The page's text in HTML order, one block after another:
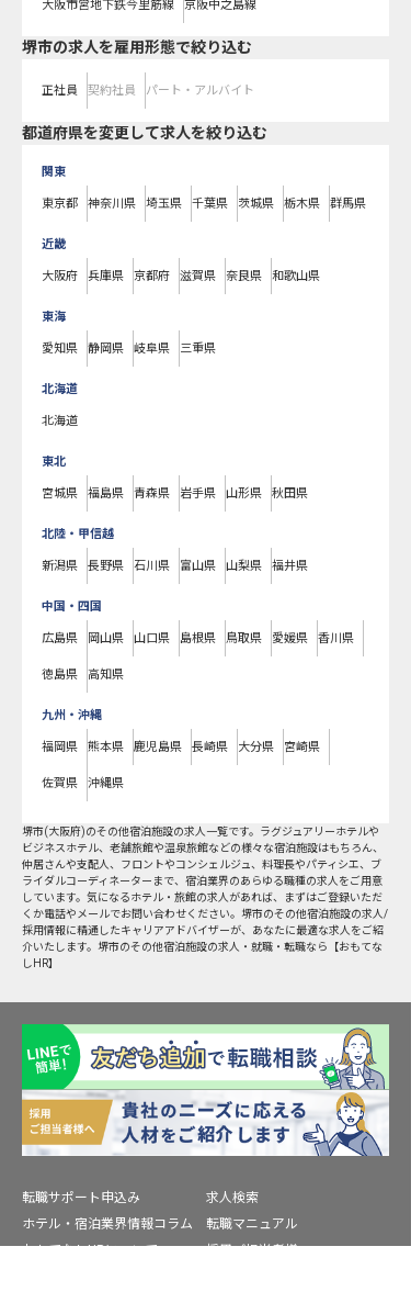
大阪市営地下鉄今里筋線 京阪中之島線
堺市の求人を雇用形態で絞り込む
正社員 契約社員 パート・アルバイト
都道府県を変更して求人を絞り込む
関東
東京都 神奈川県 埼玉県 千葉県 茨城県 栃木県 群馬県
近畿
大阪府 兵庫県 京都府 滋賀県 奈良県 和歌山県
東海
愛知県 静岡県 岐阜県 三重県
北海道
北海道
東北
宮城県 福島県 青森県 岩手県 山形県 秋田県
北陸・甲信越
新潟県 長野県 石川県 富山県 山梨県 福井県
中国・四国
広島県 岡山県 山口県 島根県 鳥取県 愛媛県 香川県
徳島県 高知県
九州・沖縄
福岡県 熊本県 鹿児島県 長崎県 大分県 宮崎県
佐賀県 沖縄県
堺市(大阪府)のその他宿泊施設の求人一覧です。ラグジュアリーホテルや
ビジネスホテル、老舗旅館や温泉旅館などの様々な宿泊施設はもちろん、
仲居さんや支配人、フロントやコンシェルジュ、料理長やパティシエ、ブ
ライダルコーディネーターまで、宿泊業界のあらゆる職種の求人をご用意
しています。気になるホテル・旅館の求人があれば、まずはご登録いただ
くか電話やメールでお問い合わせください。堺市のその他宿泊施設の求人/
採用情報に精通したキャリアアドバイザーが、あなたに最適な求人をご紹
介いたします。堺市のその他宿泊施設の求人・就職・転職なら【おもてな
しHR】
転職サポート申込み
求人検索
ホテル・宿泊業界情報コラム
転職マニュアル
おもてなしHRについて
採用ご担当者様へ